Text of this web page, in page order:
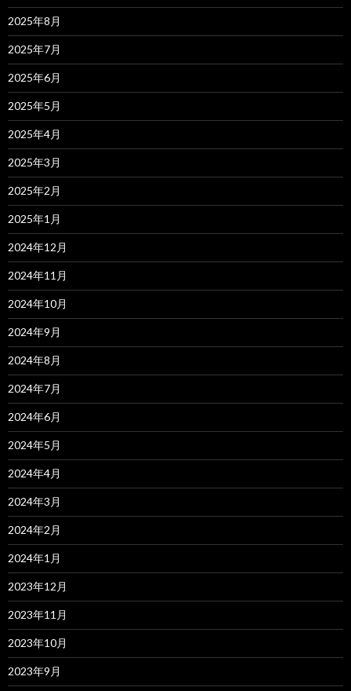
2025年8月
2025年7月
2025年6月
2025年5月
2025年4月
2025年3月
2025年2月
2025年1月
2024年12月
2024年11月
2024年10月
2024年9月
2024年8月
2024年7月
2024年6月
2024年5月
2024年4月
2024年3月
2024年2月
2024年1月
2023年12月
2023年11月
2023年10月
2023年9月